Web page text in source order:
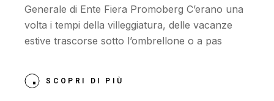
Generale di Ente Fiera Promoberg C’erano una
volta i tempi della villeggiatura, delle vacanze
estive trascorse sotto l’ombrellone o a pas
SCOPRI DI PIÙ